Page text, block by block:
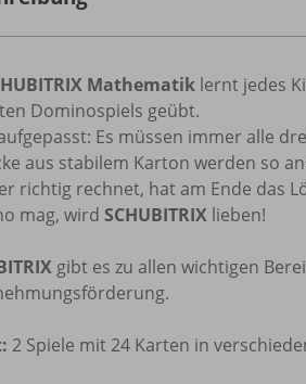
Mathematik lernt jedes
Dominospiels geübt.
Es müssen immer alle
aus stabilem Karton werden so
richtig rechnet, hat am Ende das
mag, wird SCHUBITRIX lieben!
gibt es zu allen wichtigen
2 Spiele mit 24 Karten in